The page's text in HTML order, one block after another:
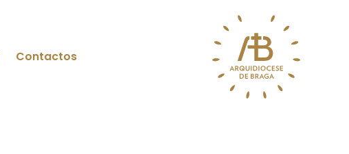
Contactos